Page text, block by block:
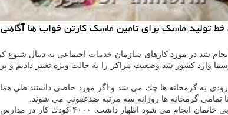
تولید ماسك برای تامین ماسك كارتن خواب ها
شد در مورد كارهای سازمان خدمات اجتماعی به دنبال شیوع
وارد كشور شد وضعیت مراكز را به حالت ویژه تغییر دادیم و
ورودی به گرمخانه ها چك می شد و اگر مورد خاصی داشتند طی
تمامی گرمخانه ها روزانه سه مرتبه ضدعفونی می شوند.
های بهداشتی به كارتن خواب ها و